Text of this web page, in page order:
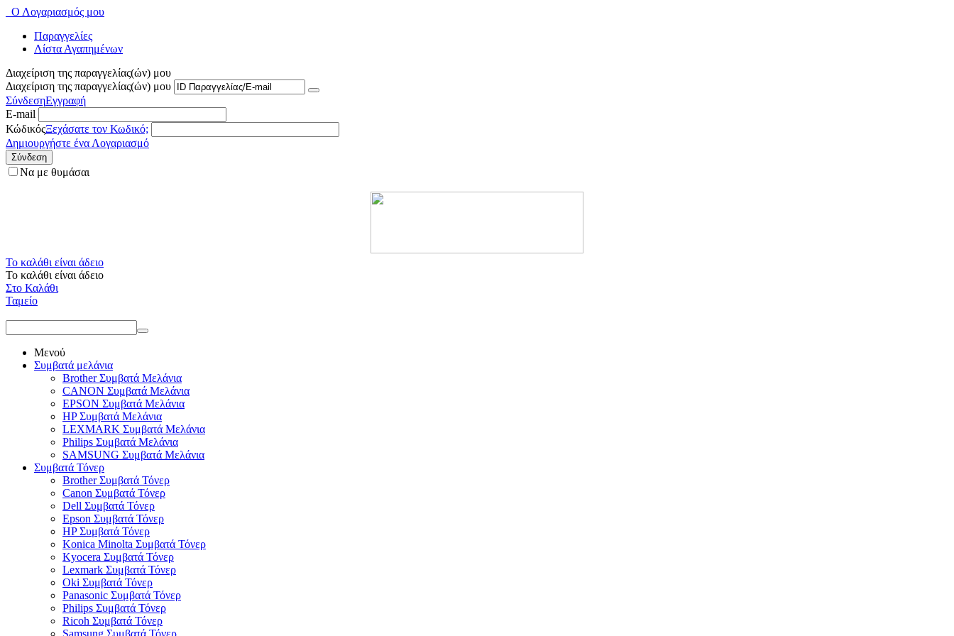
Ο Λογαριασμός μου
Παραγγελίες
Λίστα Αγαπημένων
Διαχείριση της παραγγελίας(ών) μου
Διαχείριση της παραγγελίας(ών) μου
ΣύνδεσηΕγγραφή
E-mail
ΚώδικόςΞεχάσατε τον Κωδικό;
Δημιουργήστε ένα Λογαριασμό
Σύνδεση
Να με θυμάσαι
Το καλάθι είναι άδειο
Το καλάθι είναι άδειο
Στο Καλάθι
Ταμείο
Μενού
Συμβατά μελάνια
Brother Συμβατά Μελάνια
CANON Συμβατά Μελάνια
EPSON Συμβατά Μελάνια
HP Συμβατά Μελάνια
LEXMARK Συμβατά Μελάνια
Philips Συμβατά Μελάνια
SAMSUNG Συμβατά Μελάνια
Συμβατά Τόνερ
Brother Συμβατά Τόνερ
Canon Συμβατά Τόνερ
Dell Συμβατά Τόνερ
Epson Συμβατά Τόνερ
HP Συμβατά Τόνερ
Konica Minolta Συμβατά Τόνερ
Kyocera Συμβατά Τόνερ
Lexmark Συμβατά Τόνερ
Oki Συμβατά Τόνερ
Panasonic Συμβατά Τόνερ
Philips Συμβατά Τόνερ
Ricoh Συμβατά Τόνερ
Samsung Συμβατά Τόνερ